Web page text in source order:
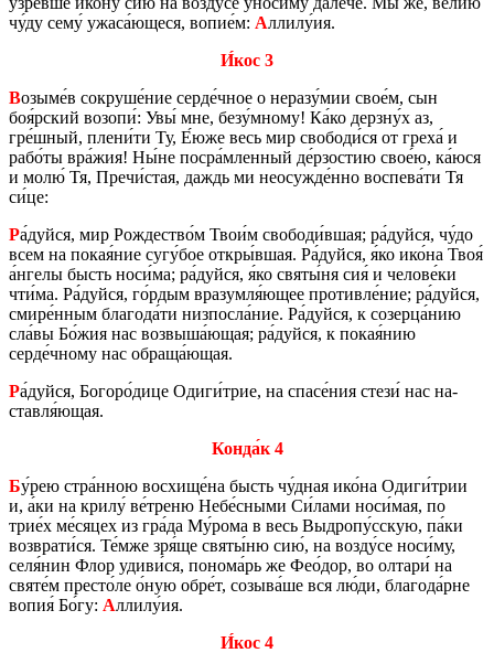
чу́ду сему́ ужаса́ющеся, вопие́м: Аллилу́ия.
И́кос 3
Возыме́в со­кру­ше́ние серде́чное о нера­зу́мии свое́м, сын
боя́рский возо­пи́: Увы́ мне, безу́мному! Ка́ко дерз­ну́х аз,
гре́шный, плени́ти Ту, Е́юже весь мир сво­бо­ди́ся от греха́ и
рабо́ты вра́жия! Ны́не посра́млен­ный де́рзо­стию свое́ю, ка́юся
и молю́ Тя, Пречи́стая, даждь ми неосуж­де́нно вос­пе­ва́ти Тя
си́це:
Ра́дуйся, мир Рож­де­ство́м Твои́м сво­бо­ди́вшая; ра́дуйся, чу́до
всем на покая́ние сугу́бое откры́вшая. Ра́дуйся, я́ко ико́на Твоя́
а́нгелы бысть носи́ма; ра́дуйся, я́ко святы́ня сия́ и че­ло­ве́ки
чти́ма. Ра́дуйся, го́рдым вра­зум­ля́ющее про­тив­ле́ние; ра́дуйся,
смире́нным бла­го­да́ти низ­посла́ние. Ра́дуйся, к со­зер­ца́нию
сла́вы Бо́жия нас воз­вы­ша́ющая; ра́дуйся, к покая́нию
серде́чному нас об­ра­ща́ющая.
Ра́дуйся, Бо­го­ро́дице Одиги́трие, на спасе́ния стези́ нас на­
став­ля́ющая.
Конда́к 4
Бу́рею стра́нною вос­хи­ще́на бысть чу́дная ико́на Одиги́трии
и, а́ки на крилу́ ве́треню Небе́сными Си́лами носи́мая, по
трие́х ме́сяцех из гра́да Му́рома в весь Выд­ро­пу́сскую, па́ки
воз­вра­ти́ся. Те́мже зря́ще святы́ню сию́, на возду́се носи́му,
селя́нин Флор удиви́ся, по­но­ма́рь же Фео́дор, во ол­та­ри́ на
святе́м пре­сто́ле о́ную обре́т, со­зы­ва́ше вся лю́ди, бла­го­да́рне
вопия́ Бо́гу: Аллилу́ия.
И́кос 4